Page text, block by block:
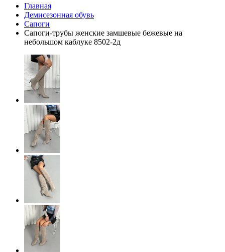
Главная
Демисезонная обувь
Сапоги
Сапоги-трубы женские замшевые бежевые на
небольшом каблуке 8502-2д